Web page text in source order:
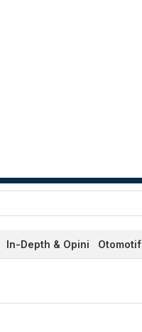
In-Depth & Opini Otomotif